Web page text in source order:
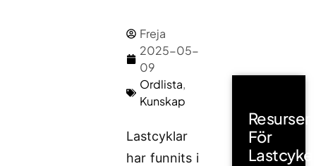
Freja
2025-05-
09
Ordlista,
Kunskap
Lastcyklar
har funnits i
Resurser
För
Lastcykel